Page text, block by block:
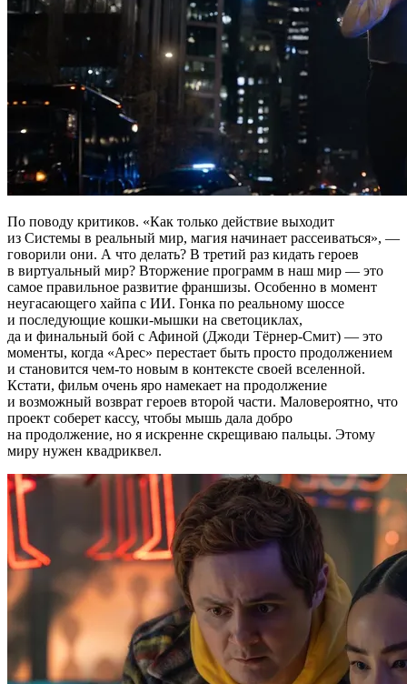
По поводу критиков. «Как только действие выходит
из Системы в реальный мир, магия начинает рассеиваться», —
говорили они. А что делать? В третий раз кидать героев
в виртуальный мир? Вторжение программ в наш мир — это
самое правильное развитие франшизы. Особенно в момент
неугасающего хайпа с ИИ. Гонка по реальному шоссе
и последующие кошки-мышки на светоциклах,
да и финальный бой с Афиной (Джоди Тёрнер-Смит) — это
моменты, когда «Арес» перестает быть просто продолжением
и становится чем-то новым в контексте своей вселенной.
Кстати, фильм очень яро намекает на продолжение
и возможный возврат героев второй части. Маловероятно, что
проект соберет кассу, чтобы мышь дала добро
на продолжение, но я искренне скрещиваю пальцы. Этому
миру нужен квадриквел.